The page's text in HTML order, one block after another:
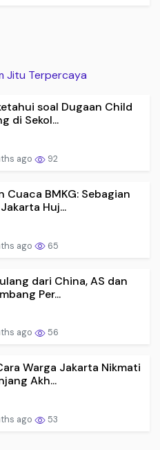
Jitu Terpercaya
soal Dugaan Child
di Sekol...
ago 92
Cuaca BMKG: Sebagian
Huj...
ago 65
dari China, AS dan
Per...
ago 56
Warga Jakarta Nikmati
Akh...
ago 53